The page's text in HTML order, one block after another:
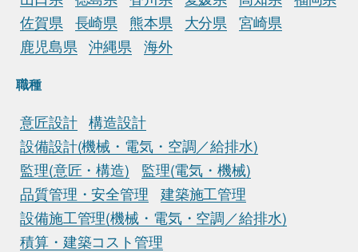
佐賀県
長崎県 熊本県 大分県
宮崎県
鹿児島県 沖縄県 海外
職種
意匠設計 構造設計
設備設計(機械・電気・空調／給排水)
監理(意匠・構造)
監理(電気・機械)
品質管理・安全管理
建築施工管理
設備施工管理(機械・電気・空調／給排水)
積算・建築コスト管理